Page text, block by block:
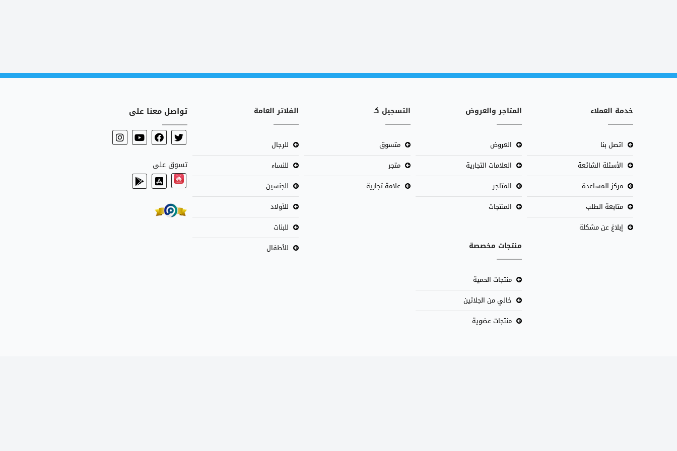
خدمة العملاء
اتصل بنا
الأسئلة الشائعة
مركز المساعدة
متابعة الطلب
إبلاغ عن مشكلة
المتاجر والعروض
العروض
العلامات التجارية
المتاجر
المنتجات
منتجات مخصصة
منتجات الحمية
خالي من الجلاتين
منتجات عضوية
التسجيل كـ
متسوق
متجر
علامة تجارية
الفلاتر العامة
للرجال
للنساء
للجنسين
للأولاد
للبنات
للأطفال
تواصل معنا على
تسوق على